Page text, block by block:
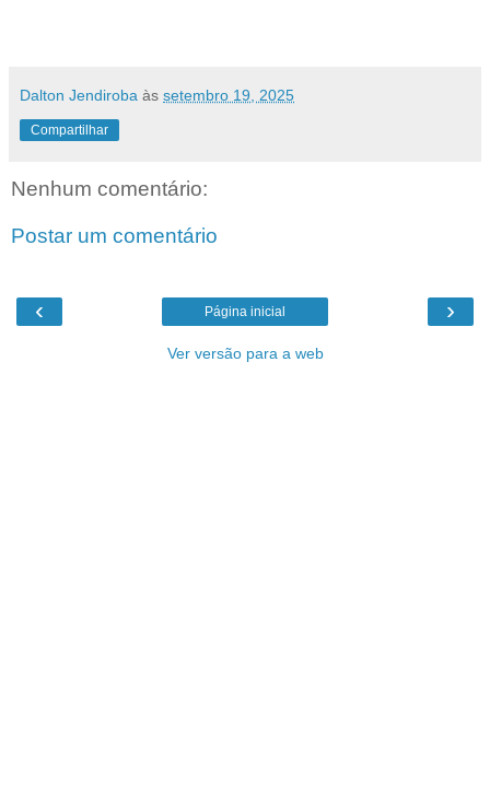
Dalton Jendiroba às setembro 19, 2025
Compartilhar
Nenhum comentário:
Postar um comentário
‹ ›
Página inicial
Ver versão para a web